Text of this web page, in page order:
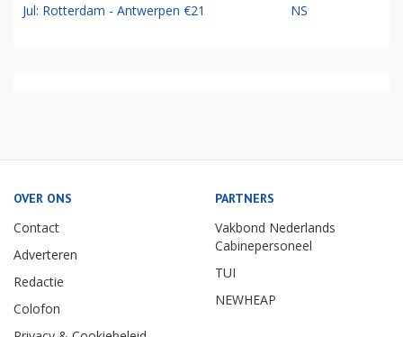
Jul: Rotterdam - Antwerpen €21 NS
OVER ONS
Contact
Adverteren
Redactie
Colofon
PARTNERS
Vakbond Nederlands
Cabinepersoneel
TUI
NEWHEAP